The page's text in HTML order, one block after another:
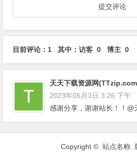
目前评论：1 其中：访客 0 博主 0
天天下载资源网
2023年05月3日 3:26 下午
感谢分享，谢谢站长！！@
Copyright © 站点名称